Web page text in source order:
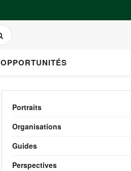
OPPORTUNITÉS
Portraits
Organisations
Guides
Perspectives